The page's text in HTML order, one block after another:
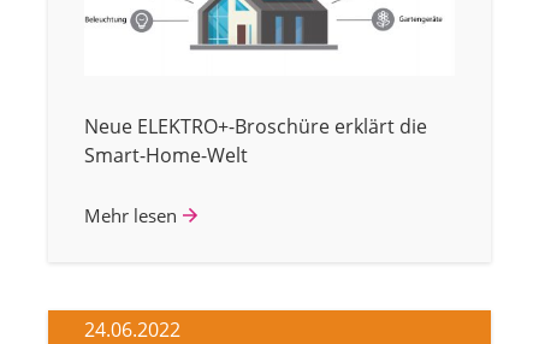
Neue ELEKTRO+-Broschüre erklärt die
Smart-Home-Welt
Mehr lesen
24.06.2022